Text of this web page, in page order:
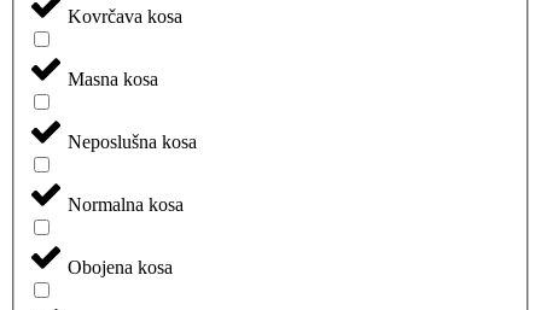
Kovrčava kosa
Masna kosa
Neposlušna kosa
Normalna kosa
Obojena kosa